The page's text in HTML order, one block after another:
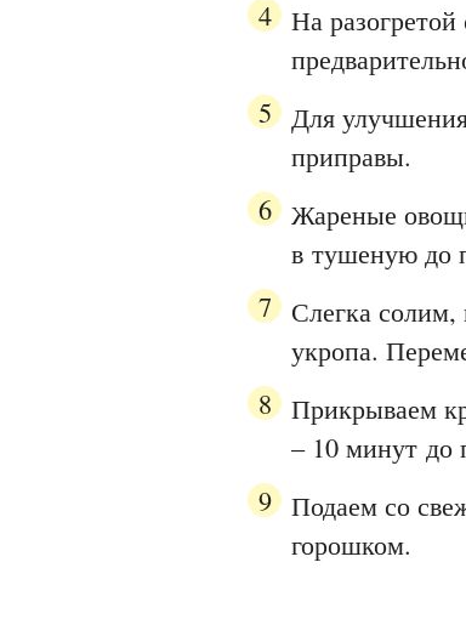
На
Для
приправы.
Жареные
в тушеную до
Слегка
укропа.
Прикрываем
– 10 минут до
Подаем со
горошком.